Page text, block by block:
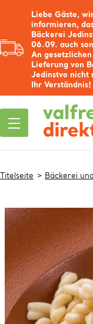
Liebe Gäste,
informieren,
Bäckerei
06.09. auch
An
Lieferung von
Jedinstvo nicht
Ihr Verständnis!
Titelseite Bäckerei